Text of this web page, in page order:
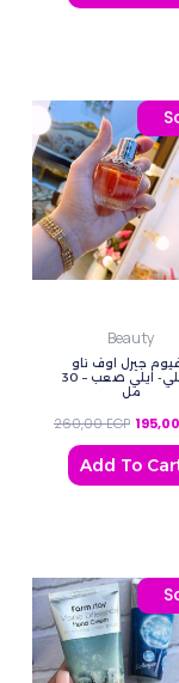
Beauty
جيرل اوف ناو
لوفلي- ايلي صعب – 30
مل
260,00EGP 195,00
Add To